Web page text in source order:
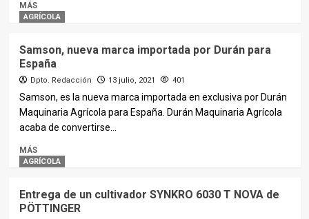
MÁS
AGRÍCOLA
Samson, nueva marca importada por Durán para
España
Dpto. Redacción 13 julio, 2021 401
Samson, es la nueva marca importada en exclusiva por Durán
Maquinaria Agrícola para España. Durán Maquinaria Agrícola
acaba de convertirse...
MÁS
AGRÍCOLA
Entrega de un cultivador SYNKRO 6030 T NOVA de
PÖTTINGER